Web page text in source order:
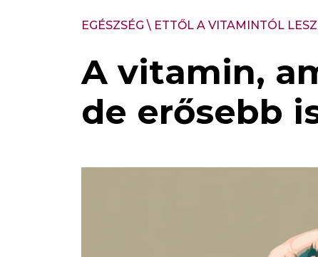
EGÉSZSÉG \ ETTŐL A VITAMINTÓL
A vitamin,
de erősebb